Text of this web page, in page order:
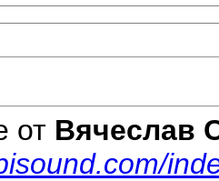
от Вячеслав